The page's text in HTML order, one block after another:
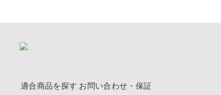
適合商品を探す お問い合わせ・保証